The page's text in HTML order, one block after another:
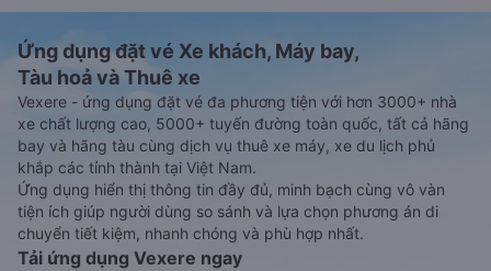
Ứng dụng đặt vé Xe khách, Máy bay,
Tàu hoả và Thuê xe
Vexere - ứng dụng đặt vé đa phương tiện với hơn 3000+ nhà
xe chất lượng cao, 5000+ tuyến đường toàn quốc, tất cả hãng
bay và hãng tàu cùng dịch vụ thuê xe máy, xe du lịch phủ
khắp các tỉnh thành tại Việt Nam.
Ứng dụng hiển thị thông tin đầy đủ, minh bạch cùng vô vàn
tiện ích giúp người dùng so sánh và lựa chọn phương án di
chuyển tiết kiệm, nhanh chóng và phù hợp nhất.
Tải ứng dụng Vexere ngay